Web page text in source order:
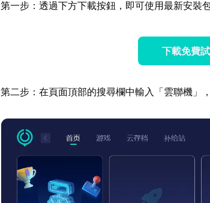
第一步：透過下方下載按鈕，即可使用最新安裝
下載免費
第二步：在頁面頂部的搜尋欄中輸入「雲聯機」